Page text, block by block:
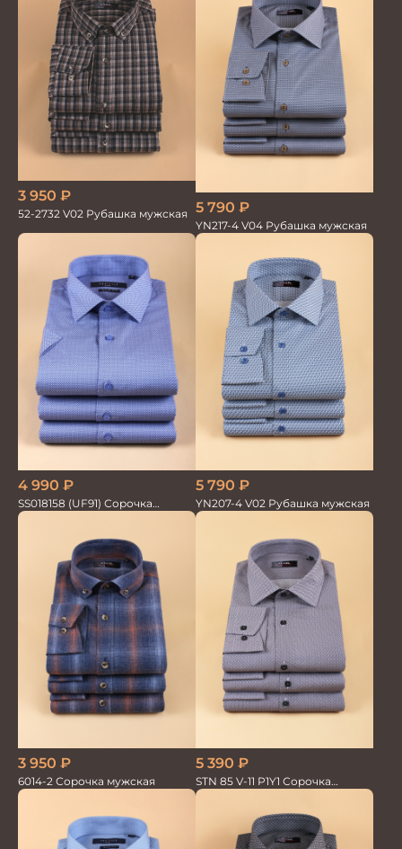
3 950 ₽
52-2732 V02 Рубашка мужская 5 790 ₽
YN217-4 V04 Рубашка мужская
4 990 ₽
SS018158 (UF91) Сорочка
мужская GROSTYLE PRIME
5 790 ₽
YN207-4 V02 Рубашка мужская
3 950 ₽
6014-2 Сорочка мужская
5 390 ₽
STN 85 V-11 P1Y1 Сорочка
мужская